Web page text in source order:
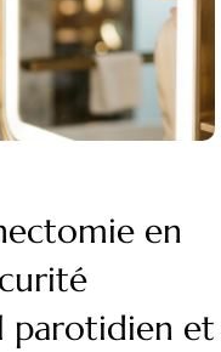
en
parotidien et